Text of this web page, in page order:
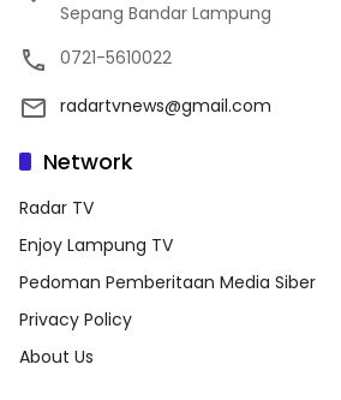
Sepang Bandar Lampung
0721-5610022
radartvnews@gmail.com
Network
Radar TV
Enjoy Lampung TV
Pedoman Pemberitaan Media Siber
Privacy Policy
About Us